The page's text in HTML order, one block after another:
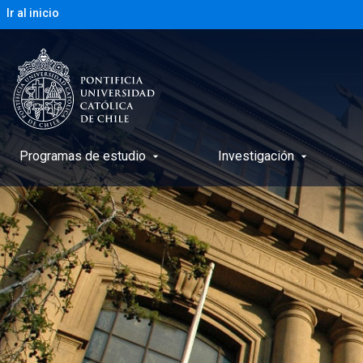
Ir al inicio
Programas de estudio arrow_drop_down Investigación arrow_drop_down